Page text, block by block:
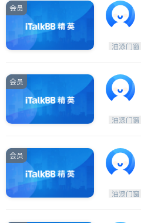
会员
油漆门窗
会员
油漆门窗
会员
油漆门窗